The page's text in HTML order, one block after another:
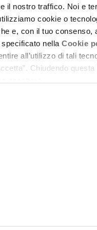
il nostro traffico. Noi e
cookie o
e, con il tuo consenso,
nella Cookie
all’utilizzo di tali
Chiudendo
quarta serata, 23
Davell Crawford &